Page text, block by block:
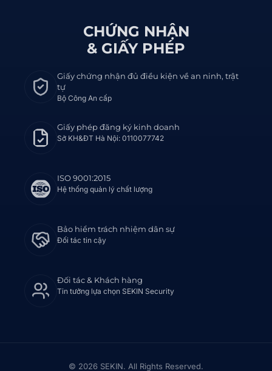
CHỨNG NHẬN
& GIẤY PHÉP
Giấy chứng nhận đủ điều kiện về an ninh, trật
tự
Bộ Công An cấp
Giấy phép đăng ký kinh doanh
Sở KH&ĐT Hà Nội: 0110077742
ISO 9001:2015
Hệ thống quản lý chất lượng
Bảo hiểm trách nhiệm dân sự
Đối tác tin cậy
Đối tác & Khách hàng
Tin tưởng lựa chọn SEKIN Security
© 2026 SEKIN. All Rights Reserved.